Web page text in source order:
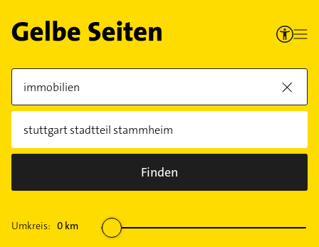
Finden
Umkreis: 0 km